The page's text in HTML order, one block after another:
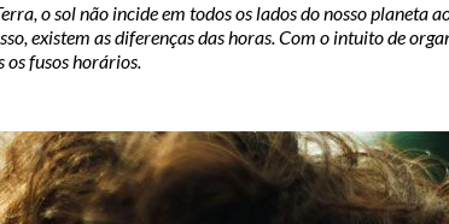
o sol não incide em todos os lados do nosso planeta
existem as diferenças das horas. Com o intuito de
fusos horários.